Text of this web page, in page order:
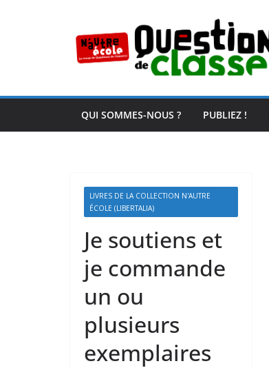
QUI SOMMES-NOUS ? PUBLIEZ !
LIVRES DE LA COLLECTION N'AUTRE
ÉCOLE (LIBERTALIA)
Je soutiens et
je commande
un ou
plusieurs
exemplaires